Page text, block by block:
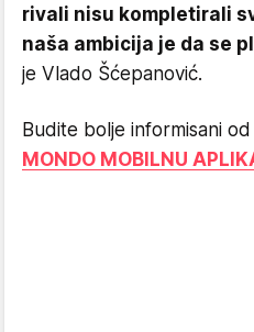
rivali nisu kompletirali
naša ambicija je da se
je Vlado Šćepanović.
Budite bolje informisani
MONDO MOBILNU